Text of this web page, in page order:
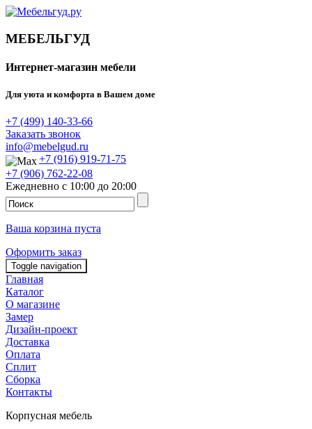
МЕБЕЛЬГУД
Интернет-магазин мебели
Для уюта и комфорта в Вашем доме
+7 (499) 140-33-66
Заказать звонок
info@mebelgud.ru
+7 (916) 919-71-75
+7 (906) 762-22-08
Ежедневно с 10:00 до 20:00
Ваша корзина пуста
Оформить заказ
Toggle navigation
Главная
Каталог
О магазине
Замер
Дизайн-проект
Доставка
Оплата
Сплит
Сборка
Контакты
Корпусная мебель